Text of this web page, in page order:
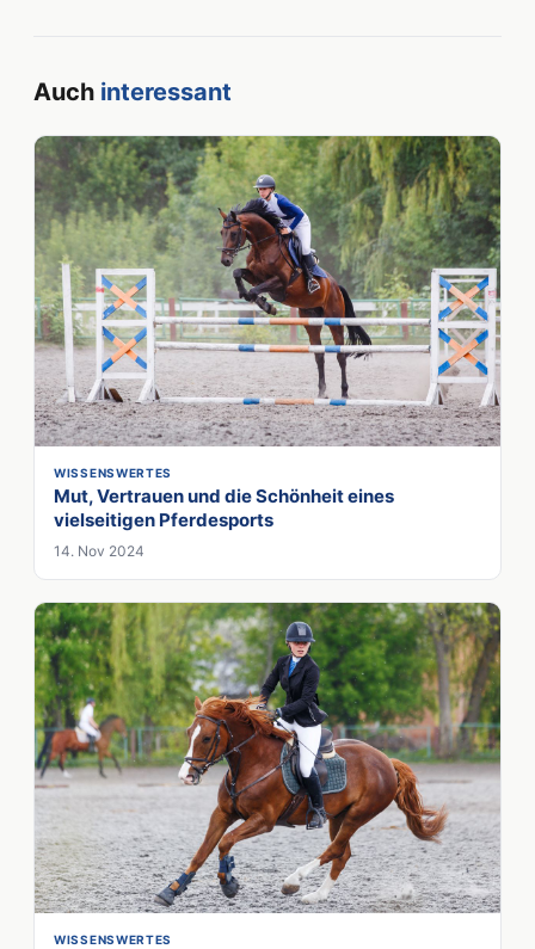
Auch interessant
WISSENSWERTES
Mut, Vertrauen und die Schönheit eines
vielseitigen Pferdesports
14. Nov 2024
WISSENSWERTES